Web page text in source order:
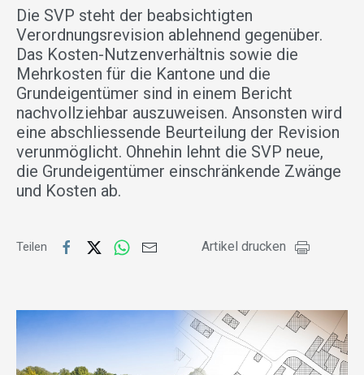
Die SVP steht der beabsichtigten
Verordnungsrevision ablehnend gegenüber.
Das Kosten-Nutzenverhältnis sowie die
Mehrkosten für die Kantone und die
Grundeigentümer sind in einem Bericht
nachvollziehbar auszuweisen. Ansonsten wird
eine abschliessende Beurteilung der Revision
verunmöglicht. Ohnehin lehnt die SVP neue,
die Grundeigentümer einschränkende Zwänge
und Kosten ab.
Teilen Artikel drucken